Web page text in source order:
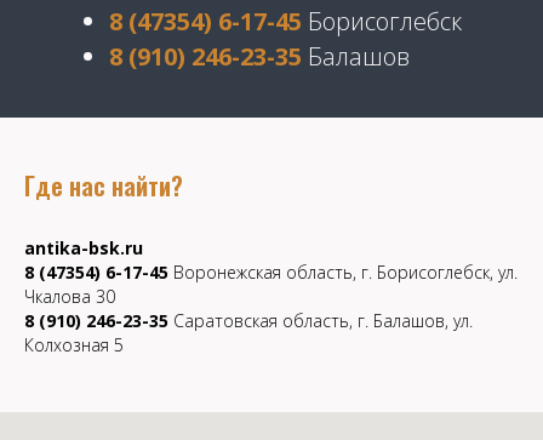
8 (47354) 6-17-45 Борисоглебск
8 (910) 246-23-35 Балашов
Где нас найти?
antika-bsk.ru
8 (47354) 6-17-45 Воронежская область, г. Борисоглебск, ул.
Чкалова 30
8 (910) 246-23-35 Саратовская область, г. Балашов, ул.
Колхозная 5